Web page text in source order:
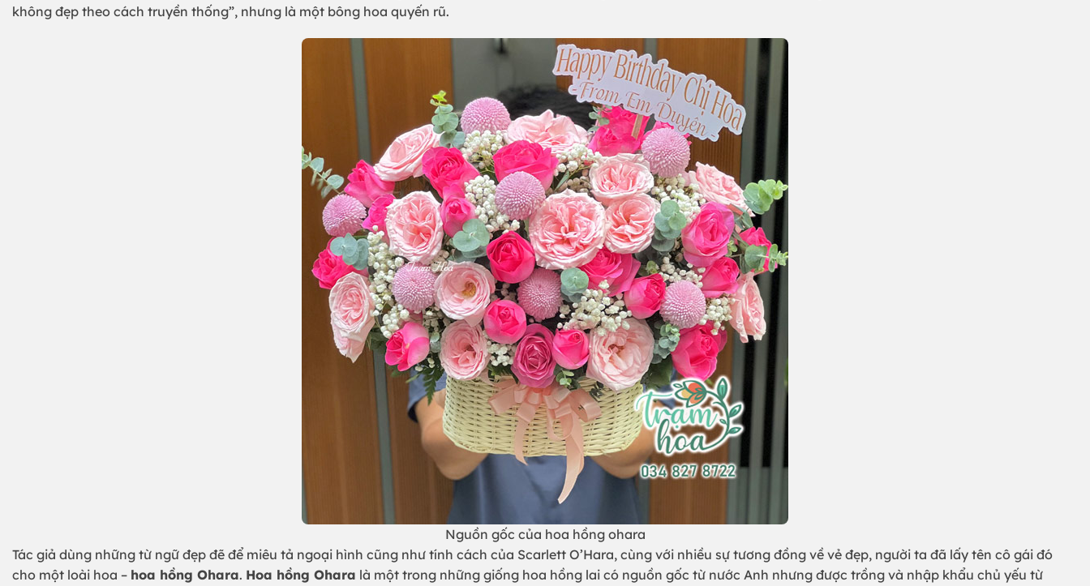
không đẹp theo cách truyền thống”, nhưng là một bông hoa quyến rũ.
Nguồn gốc của hoa hồng ohara
Tác giả dùng những từ ngữ đẹp đẽ để miêu tả ngoại hình cũng như tính cách của Scarlett O’Hara, cùng với nhiều sự tương đồng về vẻ đẹp, người ta đã lấy tên cô gái đó
cho một loài hoa – hoa hồng Ohara. Hoa hồng Ohara là một trong những giống hoa hồng lai có nguồn gốc từ nước Anh nhưng được trồng và nhập khẩu chủ yếu từ